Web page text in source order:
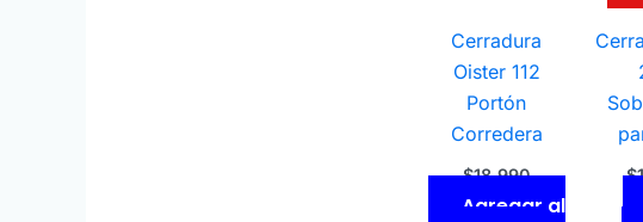
Cerradura
Oister 112
Portón
Corredera
$18.990
Agregar al
$